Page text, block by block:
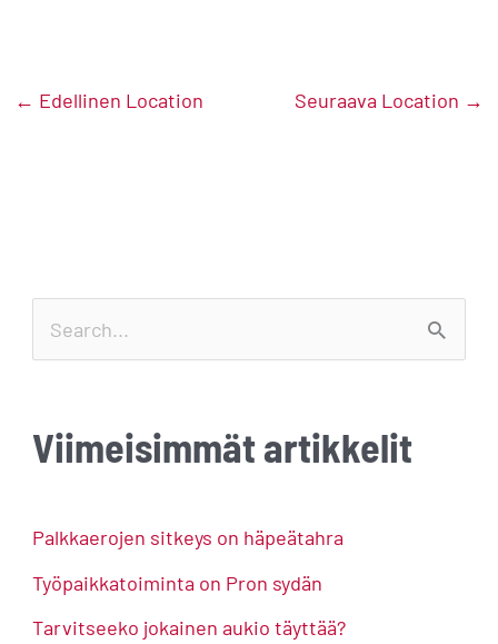
← Edellinen Location Seuraava Location →
r
h
f
o
Viimeisimmät artikkelit
Palkkaerojen sitkeys on häpeätahra
Työpaikkatoiminta on Pron sydän
Tarvitseeko jokainen aukio täyttää?